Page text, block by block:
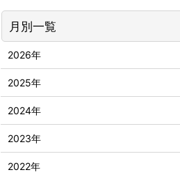
月別一覧
2026年
2025年
2024年
2023年
2022年